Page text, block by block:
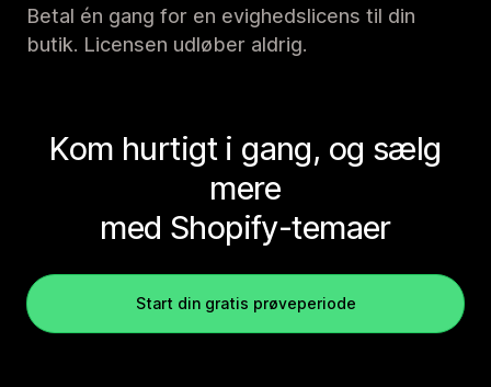
Betal én gang for en evighedslicens til din
butik. Licensen udløber aldrig.
Kom hurtigt i gang, og sælg
mere
med Shopify-temaer
Start din gratis prøveperiode